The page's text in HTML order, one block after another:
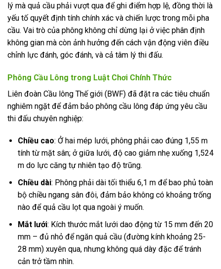
lý mà quả cầu phải vượt qua để ghi điểm hợp lệ, đồng thời là
yếu tố quyết định tính chính xác và chiến lược trong mỗi pha
cầu. Vai trò của phông không chỉ dừng lại ở việc phân định
không gian mà còn ảnh hưởng đến cách vận động viên điều
chỉnh lực đánh, góc đánh, và cả tâm lý thi đấu.
Phông Cầu Lông trong Luật Chơi Chính Thức
Liên đoàn Cầu lông Thế giới (BWF) đã đặt ra các tiêu chuẩn
nghiêm ngặt để đảm bảo phông cầu lông đáp ứng yêu cầu
thi đấu chuyên nghiệp:
Chiều cao: Ở hai mép lưới, phông phải cao đúng 1,55 m
tính từ mặt sân; ở giữa lưới, độ cao giảm nhẹ xuống 1,524
m do lực căng tự nhiên tạo độ trũng.
Chiều dài: Phông phải dài tối thiểu 6,1 m để bao phủ toàn
bộ chiều ngang sân đôi, đảm bảo không có khoảng trống
nào để quả cầu lọt qua ngoài ý muốn.
Mắt lưới: Kích thước mắt lưới dao động từ 15 mm đến 20
mm – đủ nhỏ để ngăn quả cầu (đường kính khoảng 25-
28 mm) xuyên qua, nhưng không quá dày đặc để tránh
cản trở tầm nhìn.